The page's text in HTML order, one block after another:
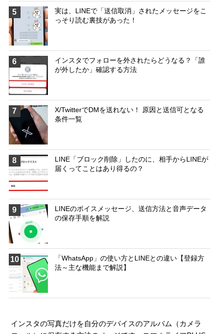
5
実は、LINEで「送信取消」されたメッセージをこ
っそり読む裏技があった！
6
インスタでフォローを外されたらどうなる？「誰
が外したか」確認する方法
7
X/TwitterでDMを送れない！ 原因と送信可となる
条件一覧
8
LINE「ブロック削除」したのに、相手からLINEが
届くってことはあり得るの？
9
LINEのボイスメッセージ、送信方法と音声データ
の保存手順を解説
10
「WhatsApp」の使い方とLINEとの違い【登録方
法～主な機能まで解説】
インスタの写真だけを自分のデバイスのアルバム（カメラ